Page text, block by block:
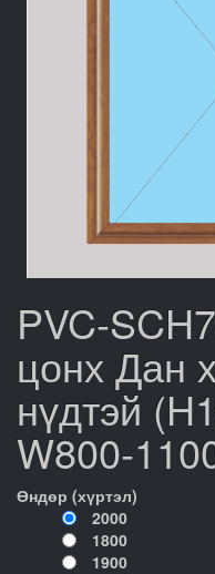
PVC-
цонх Дан
нүдтэй
W800-
Өндөр (хүртэл)
2000
1800
1900